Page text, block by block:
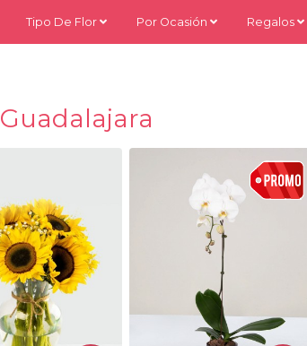
Tipo De Flor Por Ocasión Regalos
Guadalajara